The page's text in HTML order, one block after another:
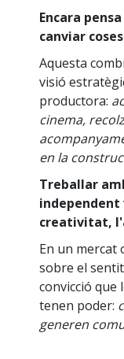
Encara
canviar
Aquesta
visió
productora:
cinema,
en la
Treballar
independent
creativitat,
En un mercat
sobre el
convicció que
tenen poder:
generen